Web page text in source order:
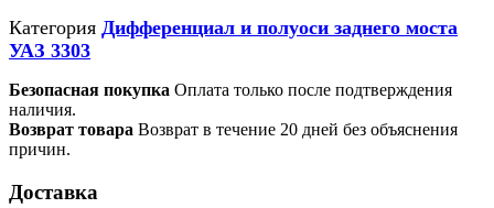
Категория Дифференциал и полуоси заднего моста
УАЗ 3303
Безопасная покупка Оплата только после подтверждения
наличия.
Возврат товара Возврат в течение 20 дней без объяснения
причин.
Доставка